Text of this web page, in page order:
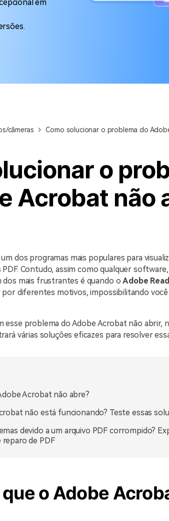
em
câmeras Como solucionar o problema do
o
Acrobat não
dos programas mais populares para
Contudo, assim como qualquer
mais frustrantes é quando oAdobe
diferentes motivos, impossibilitando você
esse problema do Adobe Acrobat não abrir,
várias soluções eficazes para resolver
Acrobat não abre?
não está funcionando? Teste essas
devido a um arquivo PDF corrompido?
de PDF
que o Adobe